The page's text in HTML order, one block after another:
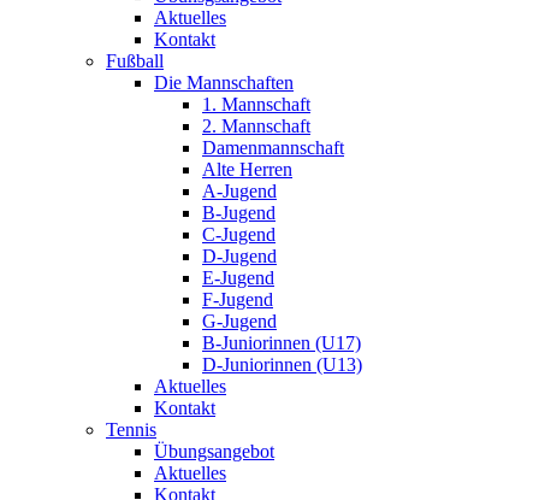
Aktuelles
Kontakt
Fußball
Die Mannschaften
1. Mannschaft
2. Mannschaft
Damenmannschaft
Alte Herren
A-Jugend
B-Jugend
C-Jugend
D-Jugend
E-Jugend
F-Jugend
G-Jugend
B-Juniorinnen (U17)
D-Juniorinnen (U13)
Aktuelles
Kontakt
Tennis
Übungsangebot
Aktuelles
Kontakt